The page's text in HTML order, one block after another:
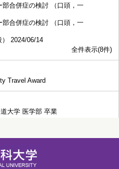
合併症の検討 （口頭，一
合併症の検討 （口頭，一
） 2024/06/14
全件表示(8件)
Travel Award
大学 医学部 卒業